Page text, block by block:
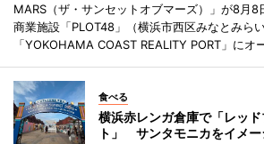
MARS（ザ・サンセットオブマーズ）」が8月8
商業施設「PLOT48」（横浜市西区みなとみら
「YOKOHAMA COAST REALITY PORT」にオ
食べる
横浜赤レンガ倉庫で「レッ
ト」 サンタモニカをイメ